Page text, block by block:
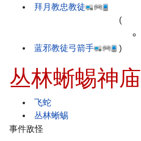
拜月教忠教徒
蓝邪教徒弓箭手
(
)
丛林蜥蜴神庙
飞蛇
丛林蜥蜴
事件敌怪